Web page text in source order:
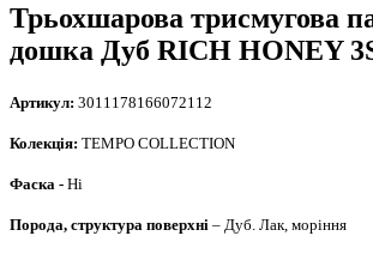
Трьохшарова трисмугова
дошка Дуб RICH HONEY
Артикул: 3011178166072112
Колекція: TEMPO COLLECTION
Фаска - Ні
Порода, структура поверхні – Дуб. Лак, моріння